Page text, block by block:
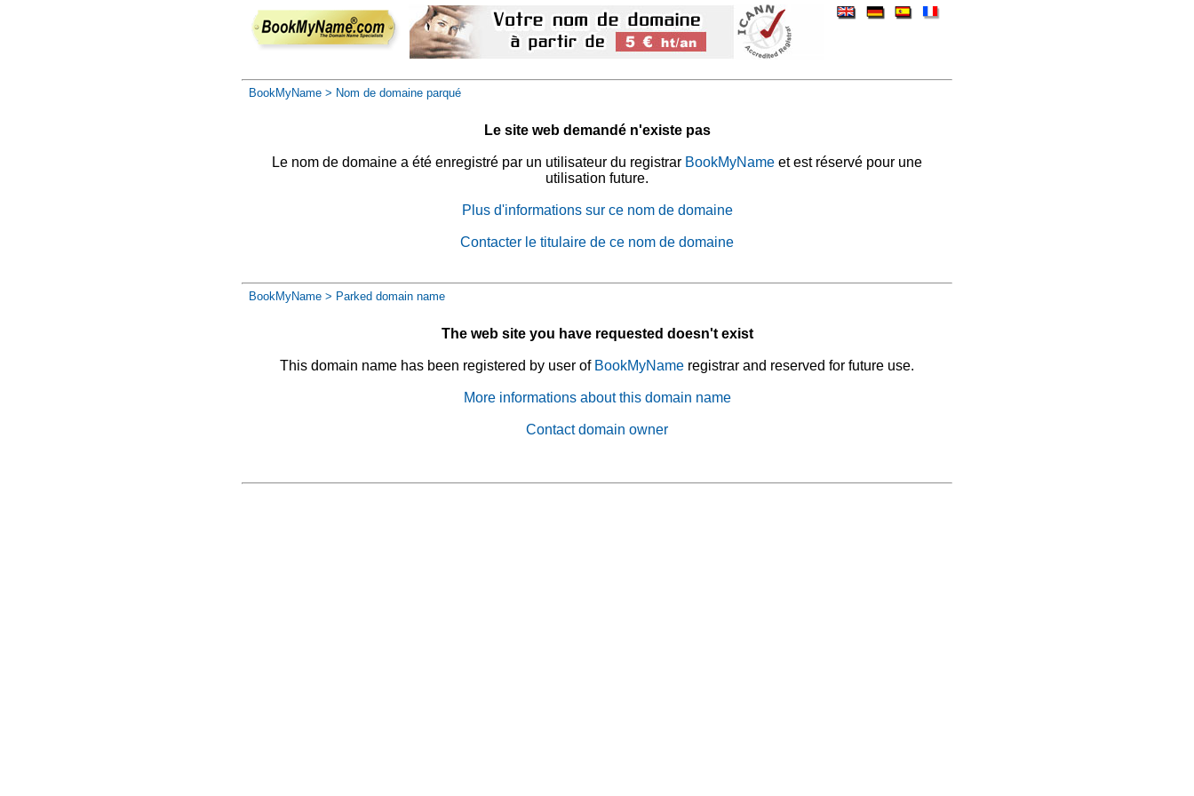
BookMyName > Nom de domaine parqué
Le site web demandé n'existe pas
Le nom de domaine a été enregistré par un utilisateur du registrar BookMyName et est réservé pour une
utilisation future.
Plus d'informations sur ce nom de domaine
Contacter le titulaire de ce nom de domaine
BookMyName > Parked domain name
The web site you have requested doesn't exist
This domain name has been registered by user of BookMyName registrar and reserved for future use.
More informations about this domain name
Contact domain owner